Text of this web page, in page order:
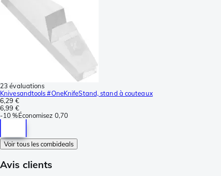
23 évaluations
Knivesandtools #OneKnifeStand, stand à couteaux
6,29 €
6,99 €
-10 %Économisez 0,70
Voir tous les combideals
Avis clients